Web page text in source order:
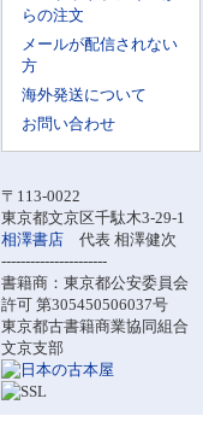
らの注文
メールが配信されない
方
海外発送について
お問い合わせ
〒113-0022
東京都文京区千駄木3-29-1
相澤書店 代表 相澤健次
----------------------
書籍商：東京都公安委員会
許可 第305450506037号
東京都古書籍商業協同組合
文京支部